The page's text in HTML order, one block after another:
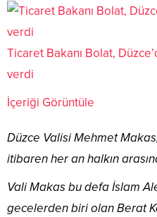
Ticaret Bakanı Bolat,
verdi
İçeriği Görüntüle
Düzce Valisi Mehmet
itibaren her an halkın
Vali Makas bu defa İslam
gecelerden biri olan Berat